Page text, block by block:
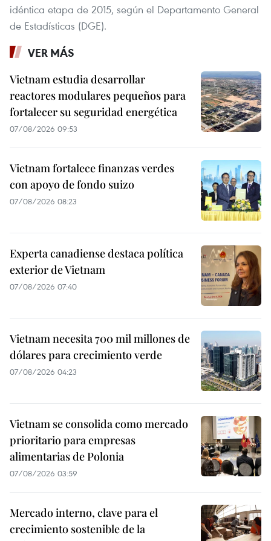
idéntica etapa de 2015, según el Departamento General
de Estadísticas (DGE).
VER MÁS
Vietnam estudia desarrollar
reactores modulares pequeños para
fortalecer su seguridad energética
07/08/2026 09:53
Vietnam fortalece finanzas verdes
con apoyo de fondo suizo
07/08/2026 08:23
Experta canadiense destaca política
exterior de Vietnam
07/08/2026 07:40
Vietnam necesita 700 mil millones de
dólares para crecimiento verde
07/08/2026 04:23
Vietnam se consolida como mercado
prioritario para empresas
alimentarias de Polonia
07/08/2026 03:59
Mercado interno, clave para el
crecimiento sostenible de la